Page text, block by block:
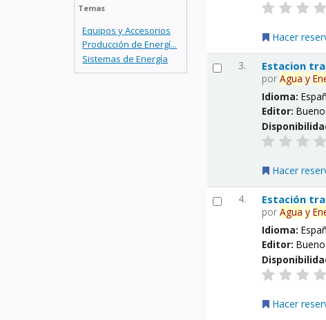
Temas
Equipos y Accesorios
Producción de Energí...
Sistemas de Energía
Hacer
3. Estacion
porAgua y
Idioma:
Editor:
Hacer
4. Estación
porAgua y
Idioma:
Editor:
Hacer